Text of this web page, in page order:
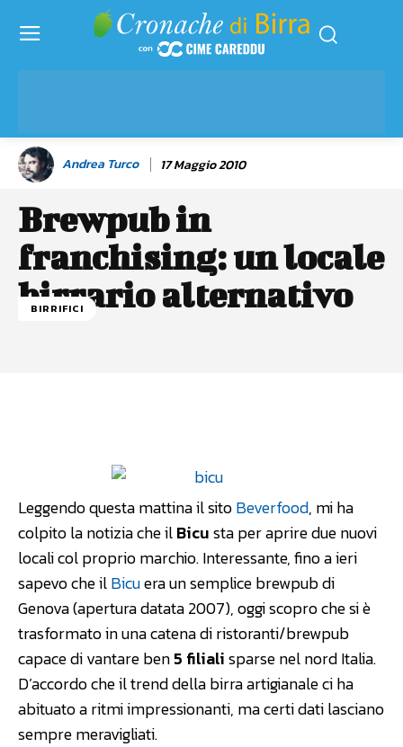
Andrea Turco 17 Maggio 2010
Brewpub in
franchising: un locale
birrario alternativo
BIRRIFICI
Leggendo questa mattina il sitoBeverfood, mi ha
colpito la notizia che ilBicusta per aprire due nuovi
locali col proprio marchio. Interessante, fino a ieri
sapevo che ilBicuera un semplice brewpub di
Genova (apertura datata 2007), oggi scopro che si è
trasformato in una catena di ristoranti/brewpub
capace di vantare ben5 filialisparse nel nord Italia.
D’accordo che il trend della birra artigianale ci ha
abituato a ritmi impressionanti, ma certi dati lasciano
sempre meravigliati.